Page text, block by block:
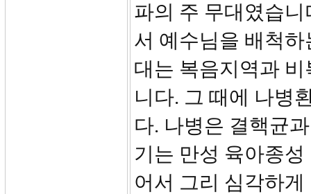
파의 주 무대였습
서 예수님을 배척
대는 복음지역과
니다. 그 때에 나병
다. 나병은 결핵균
기는 만성 육아종
어서 그리 심각하